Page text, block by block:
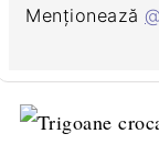
Menționează